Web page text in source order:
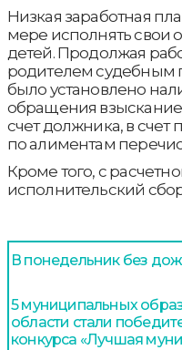
Низкая заработная
мере исполнять свои
детей. Продолжая
родителем судебным
было установлено
обращения
счет должника, в
по алиментам
Кроме того, с
исполнительский
В понедельник без
5 муниципальных
области стали
конкурса «Лучшая